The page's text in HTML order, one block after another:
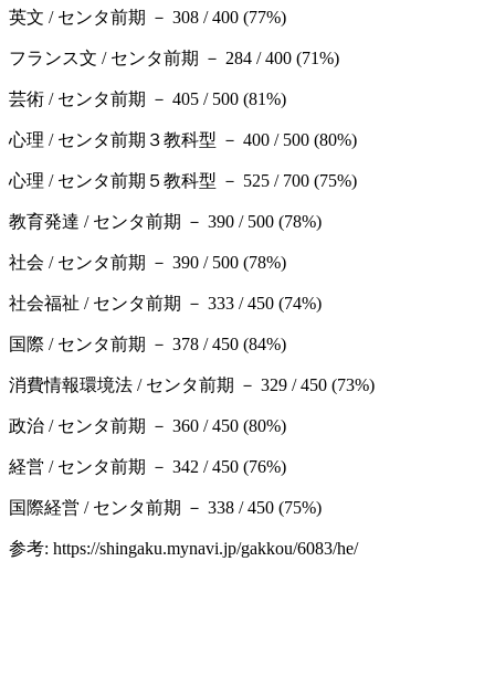
英文 / センタ前期 － 308 / 400 (77%)
フランス文 / センタ前期 － 284 / 400 (71%)
芸術 / センタ前期 － 405 / 500 (81%)
心理 / センタ前期３教科型 － 400 / 500 (80%)
心理 / センタ前期５教科型 － 525 / 700 (75%)
教育発達 / センタ前期 － 390 / 500 (78%)
社会 / センタ前期 － 390 / 500 (78%)
社会福祉 / センタ前期 － 333 / 450 (74%)
国際 / センタ前期 － 378 / 450 (84%)
消費情報環境法 / センタ前期 － 329 / 450 (73%)
政治 / センタ前期 － 360 / 450 (80%)
経営 / センタ前期 － 342 / 450 (76%)
国際経営 / センタ前期 － 338 / 450 (75%)
参考: https://shingaku.mynavi.jp/gakkou/6083/he/